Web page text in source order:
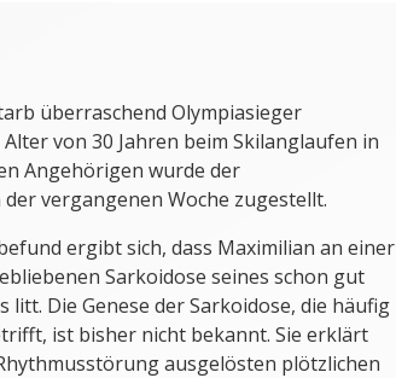
überraschend Olympiasieger
von 30 Jahren beim Skilanglaufen in
Angehörigen wurde der
vergangenen Woche zugestellt.
ergibt sich, dass Maximilian an einer
Sarkoidose seines schon gut
Die Genese der Sarkoidose, die häufig
ist bisher nicht bekannt. Sie erklärt
ausgelösten plötzlichen